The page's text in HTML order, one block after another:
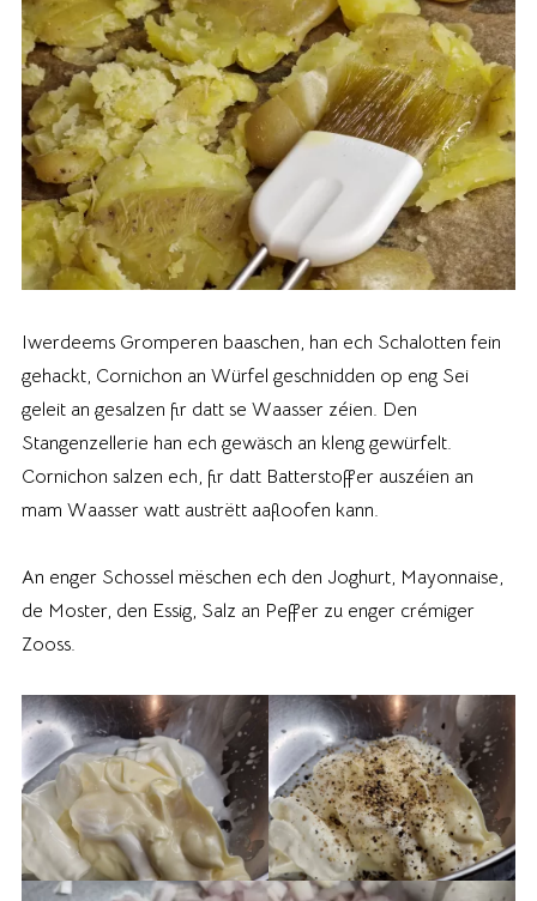
Iwerdeems Gromperen baaschen, han ech Schalotten fein
gehackt, Cornichon an Würfel geschnidden op eng Sei
geleit an gesalzen fir datt se Waasser zéien. Den
Stangenzellerie han ech gewäsch an kleng gewürfelt.
Cornichon salzen ech, fir datt Batterstoffer auszéien an
mam Waasser watt austrëtt aafloofen kann.
An enger Schossel mëschen ech den Joghurt, Mayonnaise,
de Moster, den Essig, Salz an Peffer zu enger crémiger
Zooss.